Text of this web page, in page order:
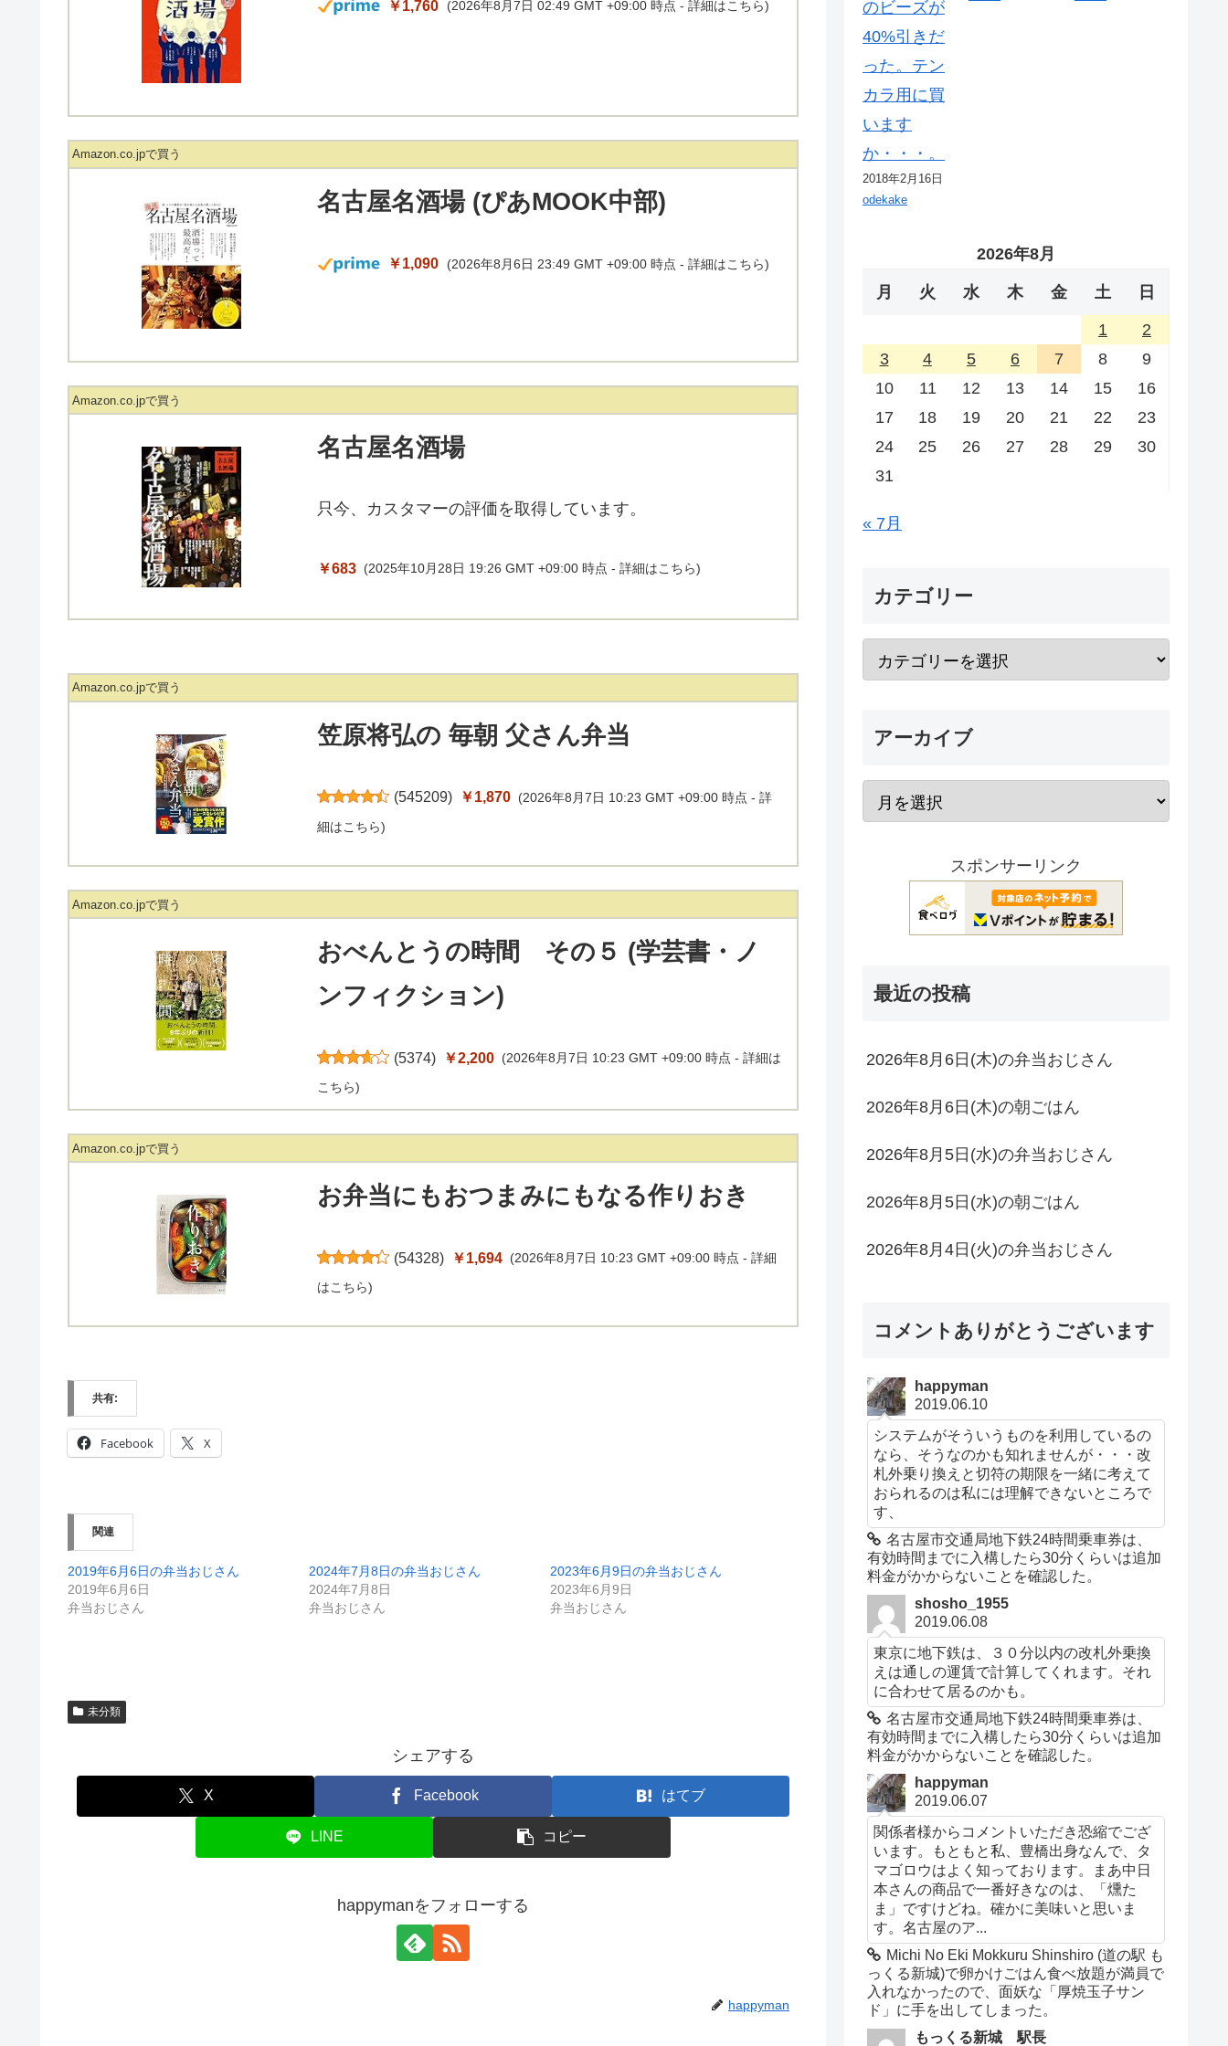
￥1,760 (2026年8月7日 02:49 GMT +09:00 時点 - 詳細はこちら)
Amazon.co.jpで買う
名古屋名酒場 (ぴあMOOK中部)
￥1,090 (2026年8月6日 23:49 GMT +09:00 時点 - 詳細はこちら)
Amazon.co.jpで買う
名古屋名酒場
只今、カスタマーの評価を取得しています。
￥683 (2025年10月28日 19:26 GMT +09:00 時点 - 詳細はこちら)
Amazon.co.jpで買う
笠原将弘の 毎朝 父さん弁当
(545209) ￥1,870 (2026年8月7日 10:23 GMT +09:00 時点 -詳
細はこちら)
Amazon.co.jpで買う
おべんとうの時間 その５ (学芸書・ノ
ンフィクション)
(5374) ￥2,200 (2026年8月7日 10:23 GMT +09:00 時点 -詳細は
こちら)
Amazon.co.jpで買う
お弁当にもおつまみにもなる作りおき
(54328) ￥1,694 (2026年8月7日 10:23 GMT +09:00 時点 -詳細
はこちら)
共有:
Facebook X
関連
2019年6月6日の弁当おじさん
2019年6月6日
弁当おじさん
2024年7月8日の弁当おじさん
2024年7月8日
弁当おじさん
2023年6月9日の弁当おじさん
2023年6月9日
弁当おじさん
未分類
シェアする
X Facebook はてブ
LINE コピー
happymanをフォローする
happyman
のビーズが
40%引きだ
った。テン
カラ用に買
います
か・・・。
2018年2月16日
odekake
2026年8月
月 火 水 木 金 土 日
1
2
3
4 5 6 7 8
9
10
11 12 13 14 15
16
17
18 19 20 21 22
23
24
25 26 27 28 29
30
31
« 7月
カテゴリー
アーカイブ
スポンサーリンク
最近の投稿
2026年8月6日(木)の弁当おじさん
2026年8月6日(木)の朝ごはん
2026年8月5日(水)の弁当おじさん
2026年8月5日(水)の朝ごはん
2026年8月4日(火)の弁当おじさん
コメントありがとうございます
happyman
2019.06.10
システムがそういうものを利用しているの
なら、そうなのかも知れませんが・・・改
札外乗り換えと切符の期限を一緒に考えて
おられるのは私には理解できないところで
す、
名古屋市交通局地下鉄24時間乗車券は、
有効時間までに入構したら30分くらいは追加
料金がかからないことを確認した。
shosho_1955
2019.06.08
東京に地下鉄は、３０分以内の改札外乗換
えは通しの運賃で計算してくれます。それ
に合わせて居るのかも。
名古屋市交通局地下鉄24時間乗車券は、
有効時間までに入構したら30分くらいは追加
料金がかからないことを確認した。
happyman
2019.06.07
関係者様からコメントいただき恐縮でござ
います。もともと私、豊橋出身なんで、タ
マゴロウはよく知っております。まあ中日
本さんの商品で一番好きなのは、「燻た
ま」ですけどね。確かに美味いと思いま
す。名古屋のア...
Michi No Eki Mokkuru Shinshiro (道の駅 も
っくる新城)で卵かけごはん食べ放題が満員で
入れなかったので、面妖な「厚焼玉子サン
ド」に手を出してしまった。
もっくる新城 駅長